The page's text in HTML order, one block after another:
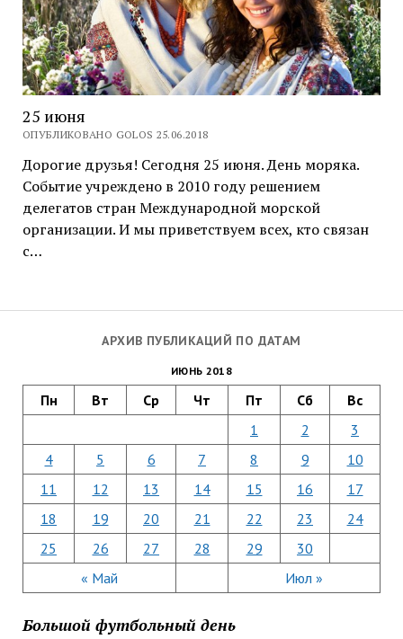
АРХИВ ПУБЛИКАЦИЙ ПО ДАТАМ
ИЮНЬ 2018
Пн Вт Ср Чт Пт Сб Вс
« Май Июл »
1 2
3
4
5 6 7 8 9
10
11
12 13 14 15 16
17
18
19 20 21 22 23
24
25
26 27 28 29 30
Большой футбольный день
25 июня
ОПУБЛИКОВАНО GOLOS 25.06.2018
Дорогие друзья! Сегодня 25 июня. День моряка.
Событие учреждено в 2010 году решением
делегатов стран Международной морской
организации. И мы приветствуем всех, кто связан
с…